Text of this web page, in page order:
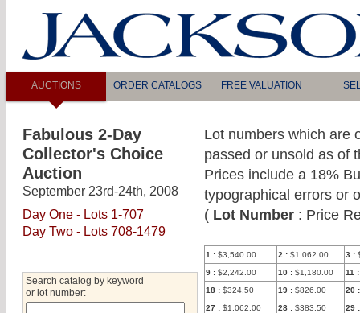
AUCTIONS ORDER CATALOGS FREE VALUATION
Fabulous 2-Day
Collector's Choice
Auction
September 23rd-24th, 2008
Day One - Lots 1-707
Day Two - Lots 708-1479
Search catalog by keyword
or lot number:
Lot numbers which are
passed or unsold as of
Prices include a 18%
typographical errors or
( Lot Number : Price
1 : $3,540.00 2 : $1,062.00 3 :
9 : $2,242.00 10 : $1,180.00 11 :
18 : $324.50 19 : $826.00 20 :
27 : $1,062.00 28 : $383.50 29 :